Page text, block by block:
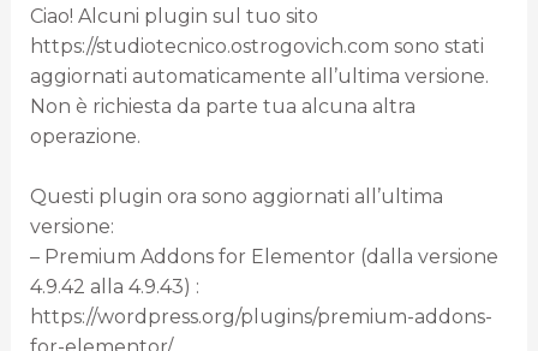
Ciao! Alcuni plugin sul tuo sito
https://studiotecnico.ostrogovich.com sono stati
aggiornati automaticamente all’ultima versione.
Non è richiesta da parte tua alcuna altra
operazione.
Questi plugin ora sono aggiornati all’ultima
versione:
– Premium Addons for Elementor (dalla versione
4.9.42 alla 4.9.43) :
https://wordpress.org/plugins/premium-addons-